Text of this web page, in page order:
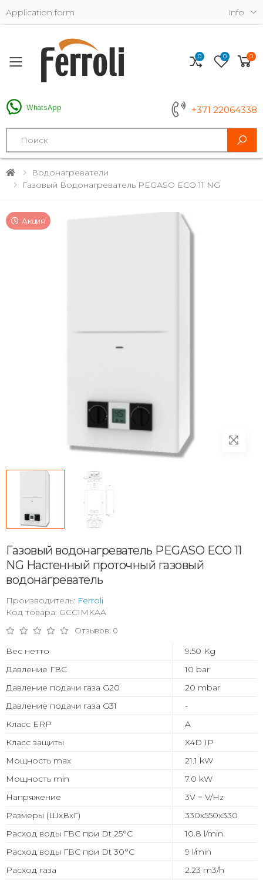
Application form Info
Toggle mobile menu
WhatsApp +371 22064338
Search
0 0 0
Водонагреватели
Газовый Водонагреватель PEGASO ECO 11 NG
Акция
Газовый водонагреватель PEGASO ECO 11
NG Настенный проточный газовый
водонагреватель
Производитель: Ferroli
Код товара: GCC1MKAA
Отзывов: 0
Вес нетто
9.50 Kg
Давление ГВС
10 bar
Давление подачи газа G20
20 mbar
Давление подачи газа G31
-
Класс ERP
A
Класс защиты
X4D IP
Мощность max
21.1 kW
Мощность min
7.0 kW
Напряжение
3V = V/Hz
Размеры (ШхВхГ)
330x550x330
Расход воды ГВС при Dt 25°C
10.8 l/min
Расход воды ГВС при Dt 30°C
9 l/min
Расход газа
2.23 m3/h